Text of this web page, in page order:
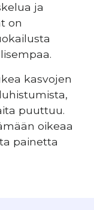
ja
on
kasvojen
puuttuu.
oikeaa
painetta